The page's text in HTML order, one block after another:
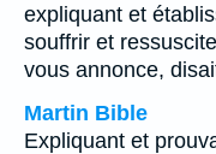
expliquant et
souffrir et
vous annonce,
Martin Bible
Expliquant et